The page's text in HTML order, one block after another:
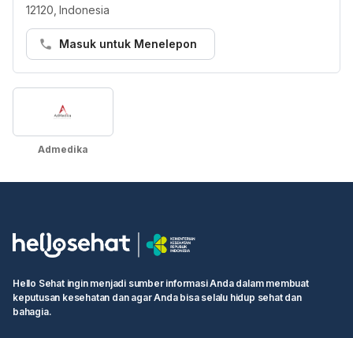
12120, Indonesia
Masuk untuk Menelepon
mencantumkan paket asuransi dalam jaringan secara
akurat. Jika terdapat masalah, tim Layanan kami akan
membantu menghubungkan Anda dengan penyedia
Admedika
Hello Sehat ingin menjadi sumber informasi Anda dalam membuat
keputusan kesehatan dan agar Anda bisa selalu hidup sehat dan
bahagia.